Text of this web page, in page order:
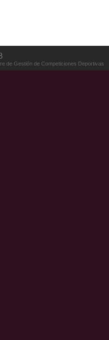
de Gestión de Competiciones Deportivas